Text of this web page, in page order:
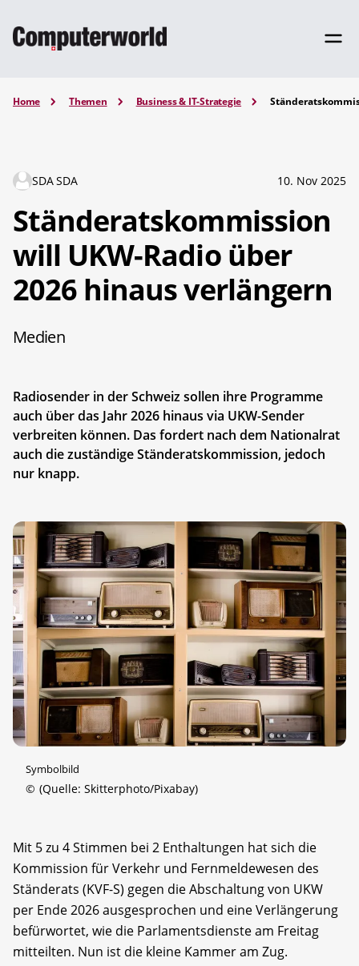
Home Themen Business & IT-Strategie
SDA SDA 10. Nov 2025
Ständeratskommission
will UKW-Radio über
2026 hinaus verlängern
Medien
Radiosender in der Schweiz sollen ihre Programme
auch über das Jahr 2026 hinaus via UKW-Sender
verbreiten können. Das fordert nach dem Nationalrat
auch die zuständige Ständeratskommission, jedoch
nur knapp.
Symbolbild
© (Quelle: Skitterphoto/Pixabay)
Mit 5 zu 4 Stimmen bei 2 Enthaltungen hat sich die
Kommission für Verkehr und Fernmeldewesen des
Ständerats (KVF-S) gegen die Abschaltung von UKW
per Ende 2026 ausgesprochen und eine Verlängerung
befürwortet, wie die Parlamentsdienste am Freitag
mitteilten. Nun ist die kleine Kammer am Zug.